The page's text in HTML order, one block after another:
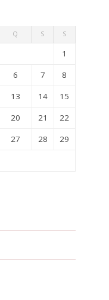
Q S S
1
6 7
8
13 14
15
20 21
22
27 28
29